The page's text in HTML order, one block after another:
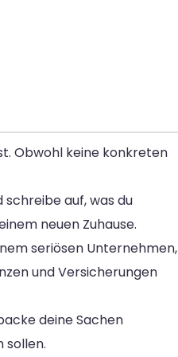
Obwohl keine konkreten
auf, was du
neuen Zuhause.
seriösen Unternehmen,
und Versicherungen
deine Sachen
sollen.